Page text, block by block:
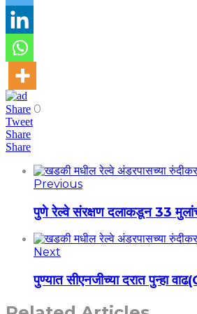
Share 0
Tweet
Share
Share
Previous
पुणे रेल्वे संरक्षण दलाकडून 33
Next
पुण्यात सीएनजीच्या दरात पुन्हा